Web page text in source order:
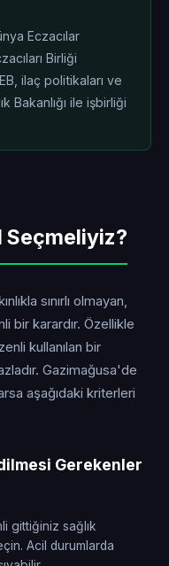
Eczacılar
Birliği
ilaç politikaları ve
Bakanlığı ile işbirliği
Seçmeliyiz?
sınırlı olmayan,
bir karardır. Özellikle
kullanılan bir
Gazimağusa'de
aşağıdaki kriterleri
Gerekenler
gittiğiniz sağlık
Acil durumlarda